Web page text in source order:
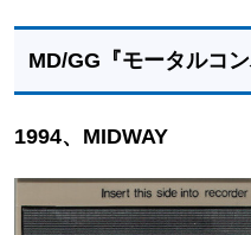
MD/GG『モータルコン
1994、MIDWAY